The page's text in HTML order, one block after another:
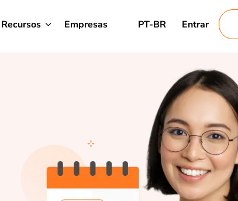
Recursos Empresas PT-BR Entrar